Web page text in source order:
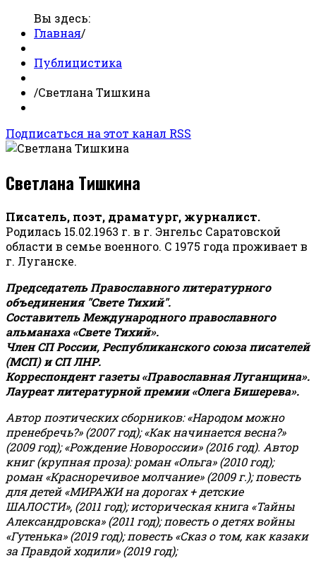
Вы здесь:
Главная/
Публицистика
/Светлана Тишкина
Подписаться на этот канал RSS
Светлана Тишкина
Писатель, поэт, драматург, журналист.
Родилась 15.02.1963 г. в г. Энгельс Саратовской
области в семье военного. С 1975 года проживает в
г. Луганске.
Председатель Православного литературного
объединения "Свете Тихий".
Составитель Международного православного
альманаха «Свете Тихий».
Член СП России, Республиканского союза писателей
(МСП) и СП ЛНР.
Корреспондент газеты «Православная Луганщина».
Лауреат литературной премии «Олега Бишерева».
Автор поэтических сборников: «Народом можно
пренебречь?» (2007 год); «Как начинается весна?»
(2009 год); «Рождение Новороссии» (2016 год). Автор
книг (крупная проза): роман «Ольга» (2010 год);
роман «Красноречивое молчание» (2009 г.); повесть
для детей «МИРАЖИ на дорогах + детские
ШАЛОСТИ», (2011 год); историческая книга «Тайны
Александровска» (2011 год); повесть о детях войны
«Гутенька» (2019 год); повесть «Сказ о том, как казаки
за Правдой ходили» (2019 год);